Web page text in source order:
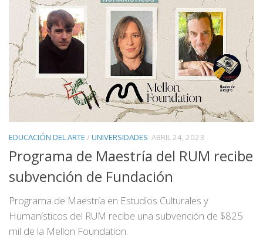
EDUCACIÓN DEL ARTE /UNIVERSIDADES ABRIL 24, 2023
Programa de Maestría del RUM recibe
subvención de Fundación
Programa de Maestría en Estudios Culturales y
Humanísticos del RUM recibe una subvención de $825
mil de la Mellon Foundation.